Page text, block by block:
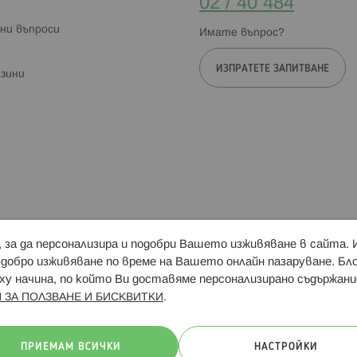
въпроси
02 / 40 484
Имате въпрос?
ИЗПРАТЕТЕ ЗАПИТВАНЕ
Свързани сайтове: Hippoland.ro
за да персонализира и подобри Вашето изживяване в
изживяване по време на Вашето онлайн пазаруване.
начина, по който Ви доставяме персонализирано
ПОЛЗВАНЕ И БИСКВИТКИ .
ПРИЕМАМ ВСИЧКИ НАСТРОЙКИ